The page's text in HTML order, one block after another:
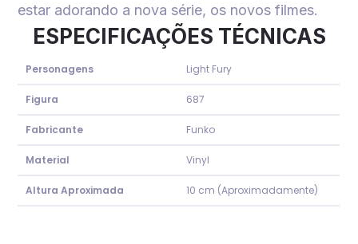
estar adorando a nova série, os novos filmes.
ESPECIFICAÇÕES TÉCNICAS
Personagens Light Fury
Figura 687
Fabricante Funko
Material Vinyl
Altura Aproximada 10 cm (Aproximadamente)